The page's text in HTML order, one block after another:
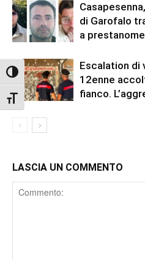
Attiva/disattiva alto contrasto
Attiva/disattiva dimensione testo
di Garofalo
a prestanome
Escalation di
12enne
fianco.
LASCIA UN COMMENTO
Comment